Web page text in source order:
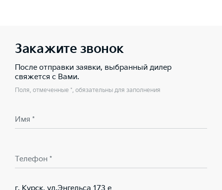
Закажите звонок
После отправки заявки, выбранный дилер
свяжется с Вами.
Поля, отмеченные *, обязательны для заполнения
Имя *
Телефон *